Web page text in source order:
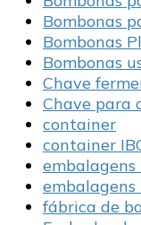
Bombonas
Bombonas
Bombonas
Chave
Chave para
container
container
fábrica de